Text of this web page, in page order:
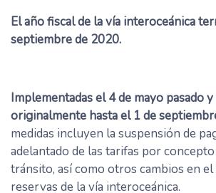
El año fiscal de la vía interoceánica
septiembre de 2020.
Implementadas el 4 de mayo pasado
originalmente hasta el 1 de
medidas incluyen la suspensión de
adelantado de las tarifas por
tránsito, así como otros cambios en el
reservas de la vía interoceánica.